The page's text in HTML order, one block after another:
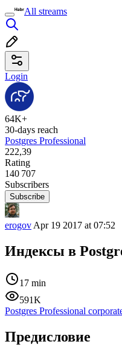
All streams
Login
64K+
30-days reach
Postgres Professional
222,39
Rating
140 707
Subscribers
Subscribe
erogov Apr 19 2017 at 07:52
Индексы в
17 min
591K
Postgres Professional
Предисловие